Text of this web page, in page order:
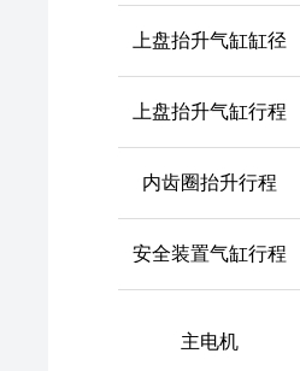
上盘抬升气缸缸径
上盘抬升气缸行程
内齿圈抬升行程
安全装置气缸行程
主电机